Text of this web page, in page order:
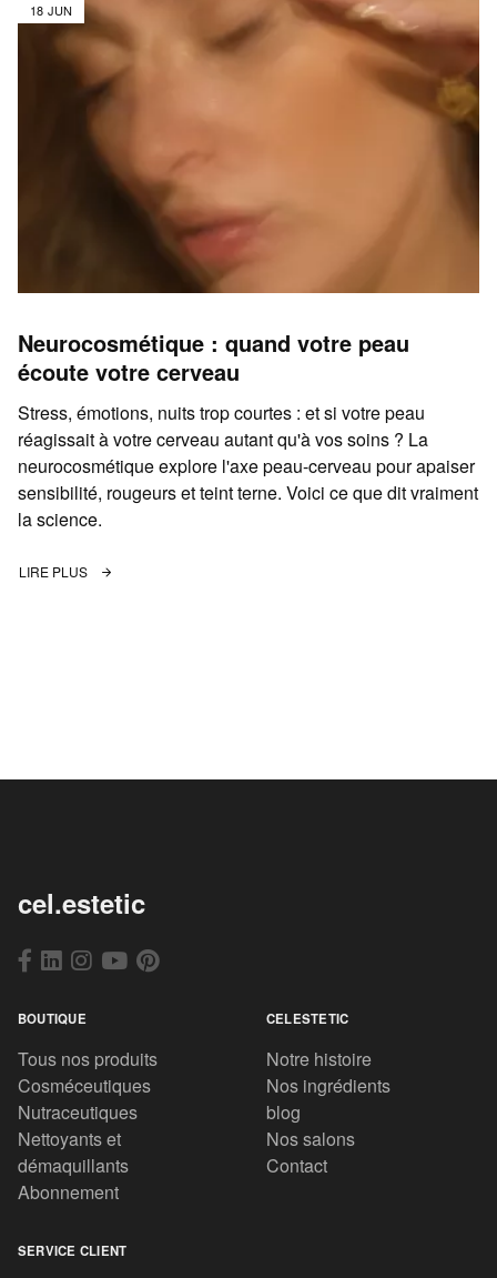
18 JUN
Neurocosmétique : quand votre peau
écoute votre cerveau
Stress, émotions, nuits trop courtes : et si votre peau
réagissait à votre cerveau autant qu'à vos soins ? La
neurocosmétique explore l'axe peau-cerveau pour apaiser
sensibilité, rougeurs et teint terne. Voici ce que dit vraiment
la science.
LIRE PLUS
cel.estetic
BOUTIQUE
Tous nos produits
Cosméceutiques
Nutraceutiques
Nettoyants et
démaquillants
Abonnement
CELESTETIC
Notre histoire
Nos ingrédients
blog
Nos salons
Contact
SERVICE CLIENT